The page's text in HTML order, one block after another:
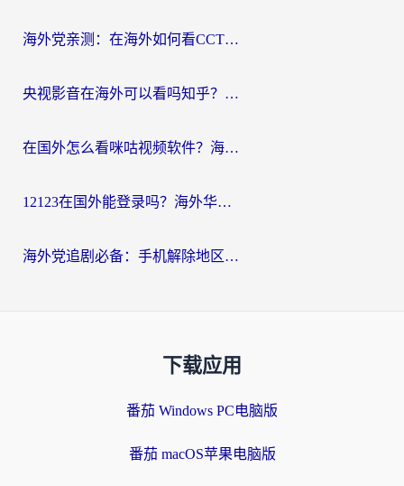
海外党亲测：在海外如何看CCTV？告别“仅限大陆播放”的实用指南
央视影音在海外可以看吗知乎？留学生亲测：3步解决地域限制+追剧自由
在国外怎么看咪咕视频软件？海外党亲测有效的回国加速方案
12123在国外能登录吗？海外华人必看的回国加速实用指南
海外党追剧必备：手机解除地区限制app怎么选？解决央视视频&国内剧地区限制全指南
下载应用
番茄 Windows PC电脑版
番茄 macOS苹果电脑版